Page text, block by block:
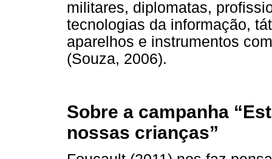
militares, diplomatas,
tecnologias da informação,
aparelhos e instrumentos
(Souza, 2006).
Sobre a campanha
nossas crianças”